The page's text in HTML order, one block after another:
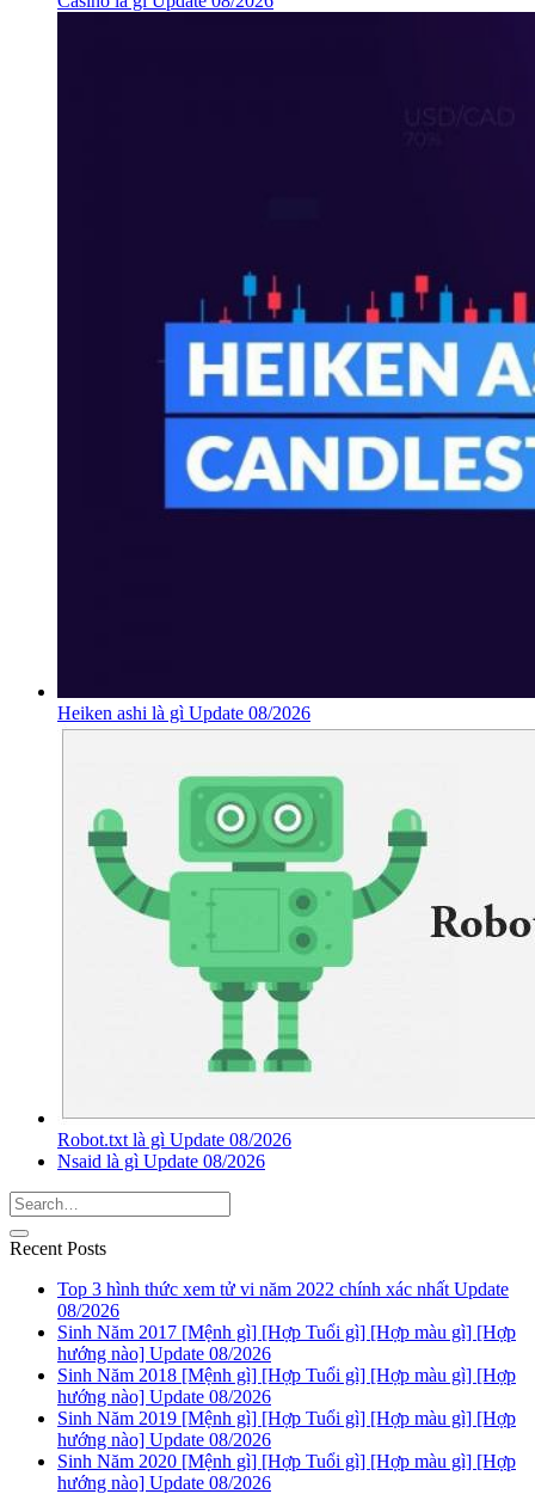
Heiken ashi là gì Update 08/2026
Robot.txt là gì Update 08/2026
Nsaid là gì Update 08/2026
Recent Posts
Top 3 hình thức xem tử vi năm 2022 chính xác nhất Update
08/2026
Sinh Năm 2017 [Mệnh gì] [Hợp Tuổi gì] [Hợp màu gì] [Hợp
hướng nào] Update 08/2026
Sinh Năm 2018 [Mệnh gì] [Hợp Tuổi gì] [Hợp màu gì] [Hợp
hướng nào] Update 08/2026
Sinh Năm 2019 [Mệnh gì] [Hợp Tuổi gì] [Hợp màu gì] [Hợp
hướng nào] Update 08/2026
Sinh Năm 2020 [Mệnh gì] [Hợp Tuổi gì] [Hợp màu gì] [Hợp
hướng nào] Update 08/2026